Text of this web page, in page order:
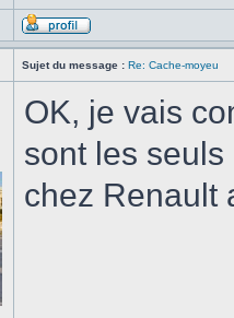
Sujet du message : Re: Cache-moyeu
OK, je vais
sont les
chez Renault